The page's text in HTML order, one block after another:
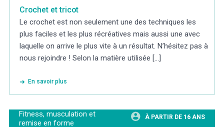
Crochet et tricot
Le crochet est non seulement une des techniques les
plus faciles et les plus récréatives mais aussi une avec
laquelle on arrive le plus vite à un résultat. N’hésitez pas à
nous rejoindre ! Selon la matière utilisée [...]
En savoir plus
Fitness, musculation et
remise en forme
À PARTIR DE 16 ANS